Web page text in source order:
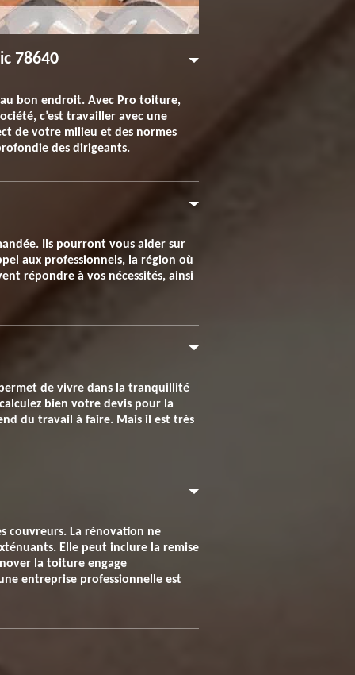
78640
au bon endroit. Avec Pro toiture,
c’est travailler avec une
de votre milieu et des normes
des dirigeants.
Ils pourront vous aider sur
aux professionnels, la région où
répondre à vos nécessités, ainsi
permet de vivre dans la tranquillité
bien votre devis pour la
du travail à faire. Mais il est très
couvreurs. La rénovation ne
Elle peut inclure la remise
la toiture engage
entreprise professionnelle est